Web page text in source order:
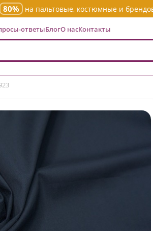
80% на пальтовые, костюмные и
ответыБлогО насКонтакты